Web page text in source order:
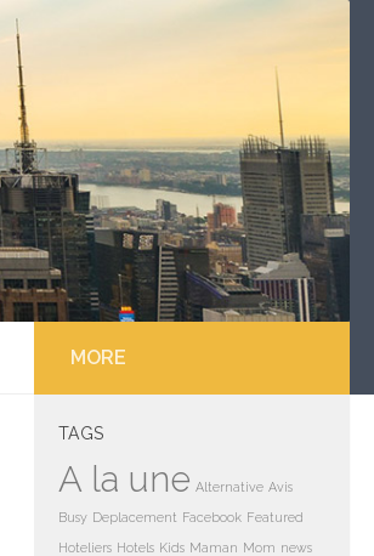
MORE
TAGS
A la une Alternative Avis
Busy Deplacement Facebook Featured
Hoteliers Hotels Kids Maman Mom news